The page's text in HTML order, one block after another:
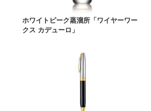
ホワイトピーク蒸溜所「ワイヤーワー
クス カデューロ」